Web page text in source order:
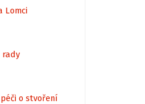
Lomci
rady
o stvoření